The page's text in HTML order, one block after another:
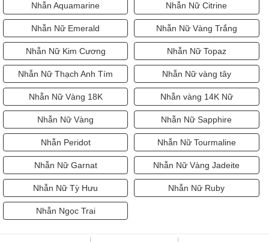
Nhẫn Aquamarine Nhẫn Nữ Citrine
Nhẫn Nữ Emerald Nhẫn Nữ Vàng Trắng
Nhẫn Nữ Kim Cương Nhẫn Nữ Topaz
Nhẫn Nữ Thạch Anh Tím Nhẫn Nữ vàng tây
Nhẫn Nữ Vàng 18K Nhẫn vàng 14K Nữ
Nhẫn Nữ Vàng Nhẫn Nữ Sapphire
Nhẫn Peridot Nhẫn Nữ Tourmaline
Nhẫn Nữ Garnat Nhẫn Nữ Vàng Jadeite
Nhẫn Nữ Tỳ Hưu Nhẫn Nữ Ruby
Nhẫn Ngọc Trai